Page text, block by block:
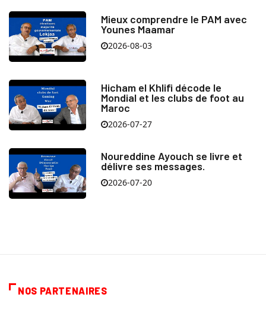
Mieux comprendre le PAM avec
Younes Maamar
2026-08-03
Hicham el Khlifi décode le
Mondial et les clubs de foot au
Maroc
2026-07-27
Noureddine Ayouch se livre et
délivre ses messages.
2026-07-20
NOS PARTENAIRES